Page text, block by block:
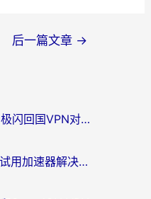
后一篇文章 →
Malus VPN好用吗？和极闪回国VPN对比哪个回国效果更好？海外党亲测3款加速器+避坑指南
海外党必看：如何通过试用加速器解决国内APP地区限制？附2026最新对比测评